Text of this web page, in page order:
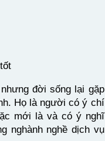
đời sống lại gặp
Họ là người có ý chí
mới là và có ý nghĩ
nghành nghề dịch vụ